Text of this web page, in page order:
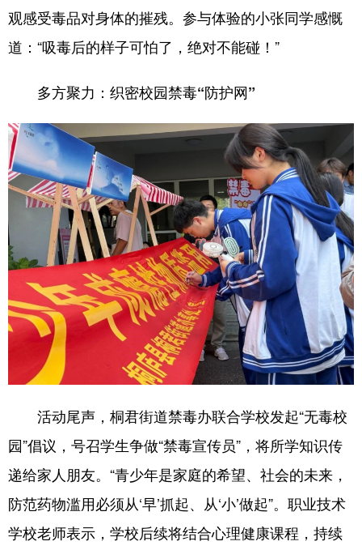
观感受毒品对身体的摧残。参与体验的小张同学感慨
道：“吸毒后的样子可怕了，绝对不能碰！”
多方聚力：织密校园禁毒“防护网”
活动尾声，桐君街道禁毒办联合学校发起“无毒校
园”倡议，号召学生争做“禁毒宣传员”，将所学知识传
递给家人朋友。“青少年是家庭的希望、社会的未来，
防范药物滥用必须从‘早’抓起、从‘小’做起”。职业技术
学校老师表示，学校后续将结合心理健康课程，持续